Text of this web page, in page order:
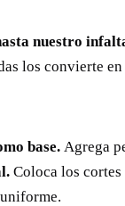
nuestro
los convierte
base. Agrega
Coloca los